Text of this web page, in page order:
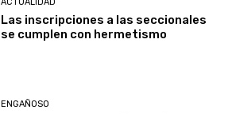
Las inscripciones a las seccionales
se cumplen con hermetismo
ENGAÑOSO